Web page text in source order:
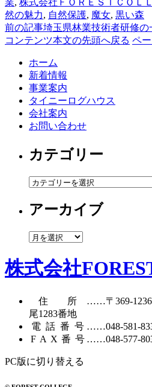
業, 株式会社ＦＯＲＥＳＴＣＯＬ
然の魅力, 自然保護, 魔女, 黒い森
前の記事埼玉県林業技術者研修の
コンテンツ本文の先頭へ戻る ペ
ホーム
新着情報
事業案内
タイニーログハウス
会社案内
お問い合わせ
カテゴリー
カ
ゴ
ー
アーカイブ
ア
カ
イ
株式会社
住所……〒369-
尾1283番地
電話番号……048-581-
FAX番号……048-577-
PC版に切り替える